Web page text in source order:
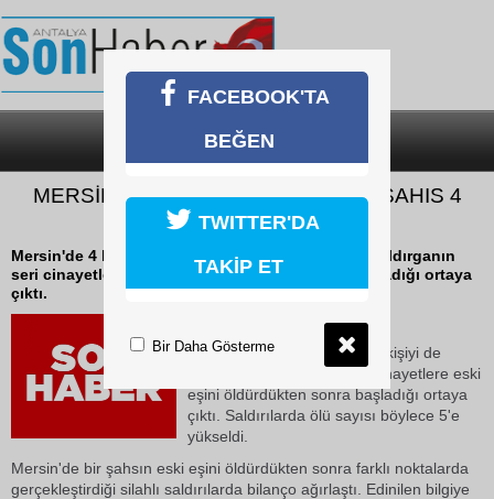
SON DAKİKA
MERSİN’DE ESKİ EŞİNİ ÖLDÜREN ŞAHIS 4
KİŞİYİ DAHA KATLETTİ
Mersin'de 4 kişiyi öldüren, 8 kişiyi de yaralayan saldırganın
seri cinayetlere eski eşini öldürdükten sonra başladığı ortaya
çıktı.
18 Mayıs 2026 Pazartesi 19:43
Mersin'de 4 kişiyi öldüren, 8 kişiyi de
yaralayan saldırganın seri cinayetlere eski
eşini öldürdükten sonra başladığı ortaya
çıktı. Saldırılarda ölü sayısı böylece 5'e
yükseldi.
Mersin'de bir şahsın eski eşini öldürdükten sonra farklı noktalarda
gerçekleştirdiği silahlı saldırılarda bilanço ağırlaştı. Edinilen bilgiye
FACEBOOK'TA
BEĞEN
TWITTER'DA
TAKİP ET
Bir Daha Gösterme